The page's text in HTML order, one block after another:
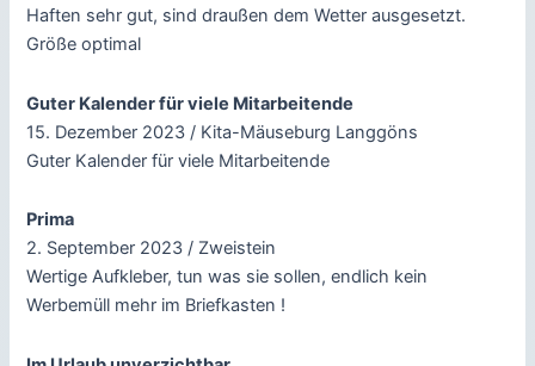
Haften sehr gut, sind draußen dem Wetter ausgesetzt.
Größe optimal
Guter Kalender für viele Mitarbeitende
15. Dezember 2023 / Kita-Mäuseburg Langgöns
Guter Kalender für viele Mitarbeitende
Prima
2. September 2023 / Zweistein
Wertige Aufkleber, tun was sie sollen, endlich kein
Werbemüll mehr im Briefkasten !